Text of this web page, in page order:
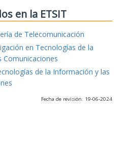
en la ETSIT
de Telecomunicación
en Tecnologías de la
Comunicaciones
de la Información y las
Fecha de revisión: 19-06-2024